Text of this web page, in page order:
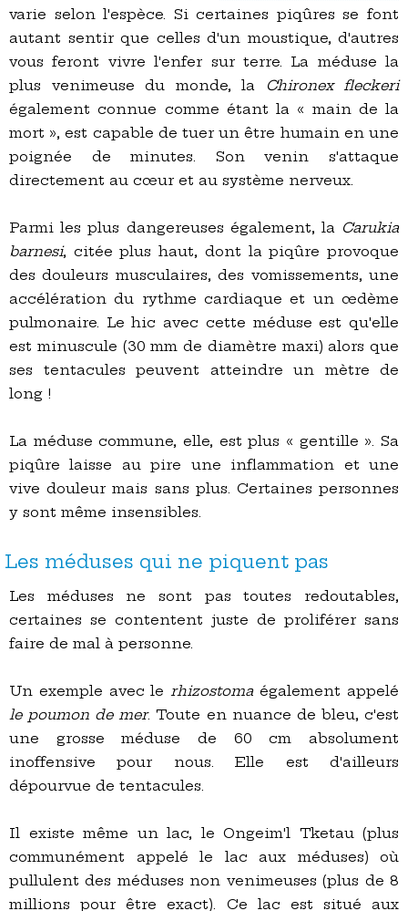
varie selon l'espèce. Si certaines piqûres se font
autant sentir que celles d'un moustique, d'autres
vous feront vivre l'enfer sur terre. La méduse la
plus venimeuse du monde, la
Chironex fleckeri
également connue comme étant la « main de la
mort », est capable de tuer un être humain en une
poignée de minutes. Son venin s'attaque
directement au cœur et au système nerveux.
Parmi les plus dangereuses également, la Carukia
barnesi, citée plus haut, dont la piqûre provoque
des douleurs musculaires, des vomissements, une
accélération du rythme cardiaque et un œdème
pulmonaire. Le hic avec cette méduse est qu'elle
est minuscule (30 mm de diamètre maxi) alors que
ses tentacules peuvent atteindre un mètre de
long !
La méduse commune, elle, est plus « gentille ». Sa
piqûre laisse au pire une inflammation et une
vive douleur mais sans plus. Certaines personnes
y sont même insensibles.
Les méduses qui ne piquent pas
Les méduses ne sont pas toutes redoutables,
certaines se contentent juste de proliférer sans
faire de mal à personne.
Un exemple avec lerhizostomaégalement appelé
le poumon de mer. Toute en nuance de bleu, c'est
une grosse méduse de 60 cm absolument
inoffensive pour nous. Elle est d'ailleurs
dépourvue de tentacules.
Il existe même un lac, le Ongeim'l Tketau (plus
communément appelé le lac aux méduses) où
pullulent des méduses non venimeuses (plus de 8
millions pour être exact). Ce lac est situé aux